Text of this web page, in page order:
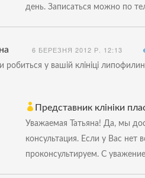
день. Записаться можно по
6 БЕРЕЗНЯ 2012 Р. 12:13
робиться у вашій клініці
Представник клініки
Уважаемая Татьяна! Да, мы
консультация. Если у Вас
проконсультируем. С